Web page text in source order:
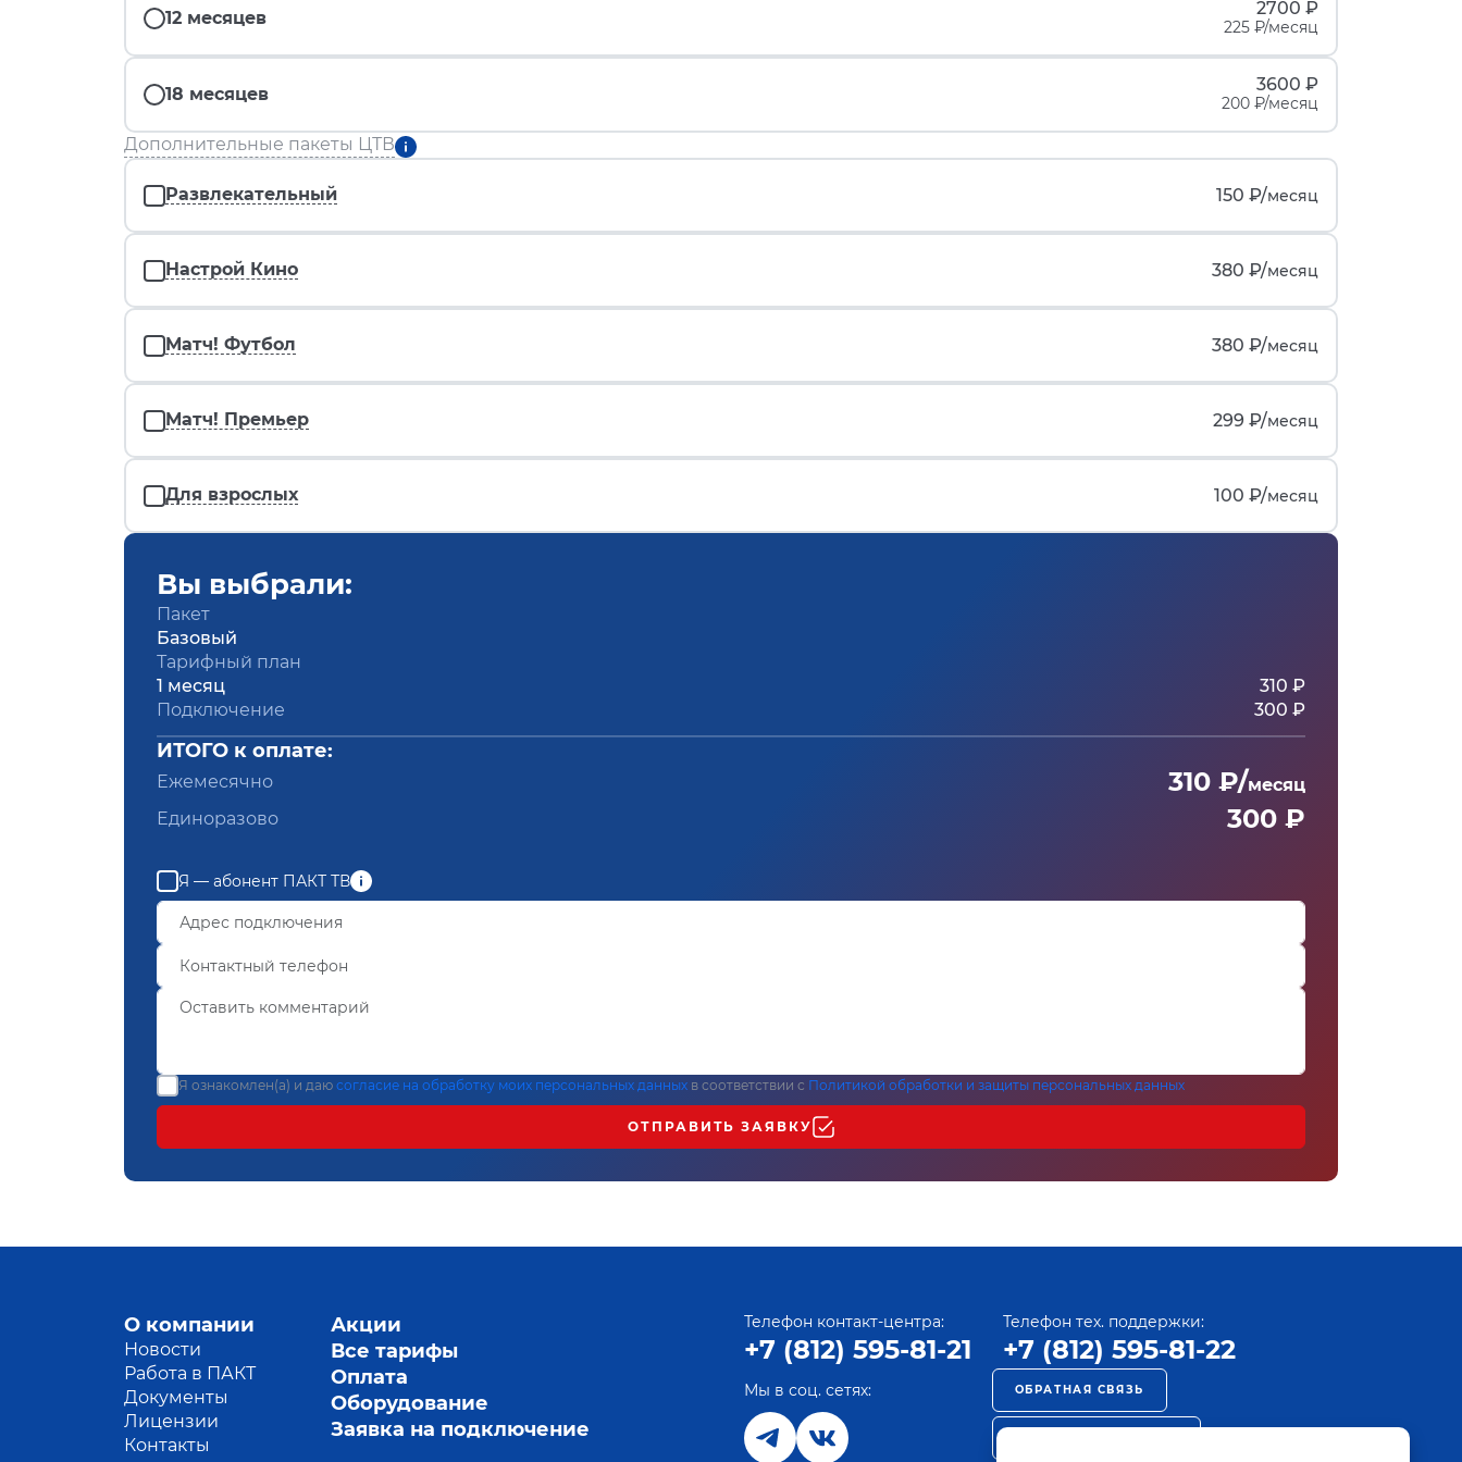
12 месяцев 2700 ₽
225 ₽/месяц
18 месяцев 3600 ₽
200 ₽/месяц
Дополнительные пакеты ЦТВ
Развлекательный 150 ₽/месяц
Настрой Кино 380 ₽/месяц
Матч! Футбол 380 ₽/месяц
Матч! Премьер 299 ₽/месяц
Для взрослых 100 ₽/месяц
Вы выбрали:
Пакет
Базовый
Тарифный план
1 месяц
310 ₽
Подключение
300 ₽
ИТОГО к оплате:
Ежемесячно 310 ₽/месяц
Единоразово
300 ₽
Я — абонент ПАКТ ТВ
Я ознакомлен(а) и даю согласие на обработку моих персональных данных в соответствии с Политикой обработки и защиты персональных данных
ОТПРАВИТЬ ЗАЯВКУ
О компании
Новости
Работа в ПАКТ
Документы
Лицензии
Контакты
Акции
Все тарифы
Оплата
Оборудование
Заявка на подключение
Телефон контакт-центра:
+7 (812) 595-81-21
Телефон тех. поддержки:
+7 (812) 595-81-22
Мы в соц. сетях: ОБРАТНАЯ СВЯЗЬ